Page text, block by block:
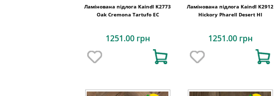
Ламінована підлога Kaindl K2773
Oak Cremona Tartufo EC
1251.00 грн
Ламінована підлога Kaindl K2912
Hickory Pharell Desert HI
1251.00 грн